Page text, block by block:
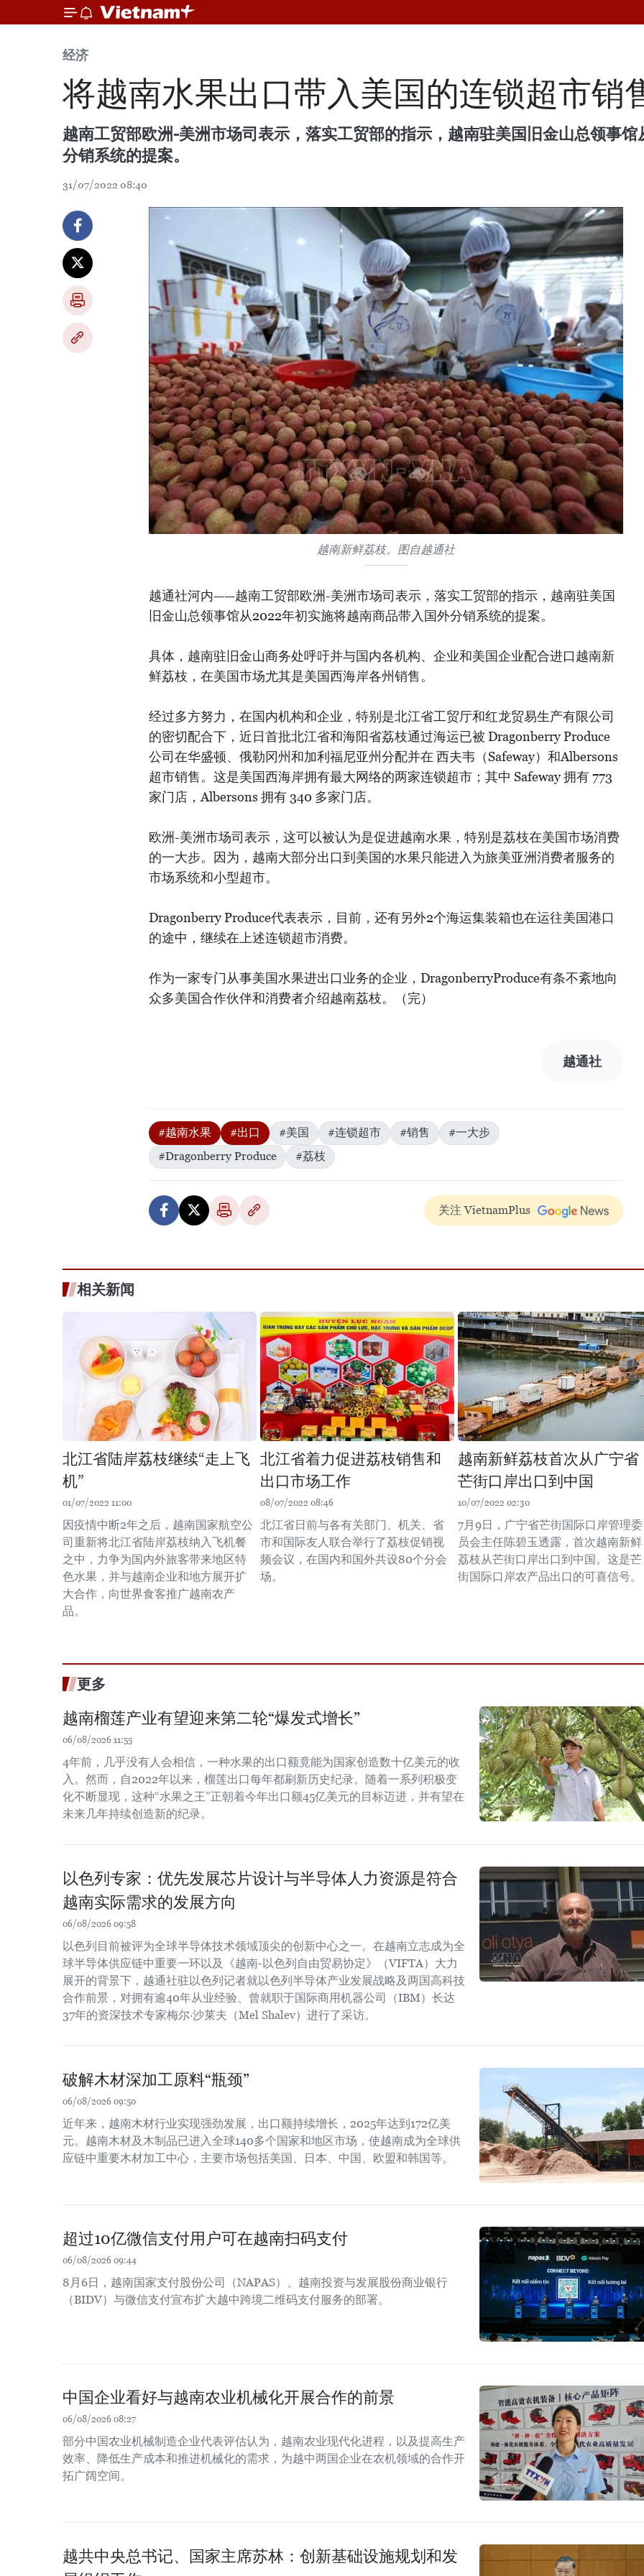
经济
将越南水果出口带入美国的连锁超市销
越南工贸部欧洲-美洲市场司表示，落实工贸部的指示，越南驻美国旧金山总领事
分销系统的提案。
31/07/2022 08:40
越南新鲜荔枝。图自越通社
越通社河内——越南工贸部欧洲-美洲市场司表示，落实工贸部的指示，越南驻美国
旧金山总领事馆从2022年初实施将越南商品带入国外分销系统的提案。
具体，越南驻旧金山商务处呼吁并与国内各机构、企业和美国企业配合进口越南新
鲜荔枝，在美国市场尤其是美国西海岸各州销售。
经过多方努力，在国内机构和企业，特别是北江省工贸厅和红龙贸易生产有限公司
的密切配合下，近日首批北江省和海阳省荔枝通过海运已被 Dragonberry Produce
公司在华盛顿、俄勒冈州和加利福尼亚州分配并在 西夫韦（Safeway）和Albersons
超市销售。这是美国西海岸拥有最大网络的两家连锁超市；其中 Safeway 拥有 773
家门店，Albersons 拥有 340 多家门店。
欧洲-美洲市场司表示，这可以被认为是促进越南水果，特别是荔枝在美国市场消费
的一大步。因为，越南大部分出口到美国的水果只能进入为旅美亚洲消费者服务的
市场系统和小型超市。
Dragonberry Produce代表表示，目前，还有另外2个海运集装箱也在运往美国港口
的途中，继续在上述连锁超市消费。
作为一家专门从事美国水果进出口业务的企业，DragonberryProduce有条不紊地向
众多美国合作伙伴和消费者介绍越南荔枝。（完）
越通社
#越南水果 #出口 #美国 #连锁超市 #销售
#一大步
#Dragonberry Produce
#荔枝
关注 VietnamPlus
相关新闻
北江省陆岸荔枝继续“走上飞
机”
01/07/2022 11:00
因疫情中断2年之后，越南国家航空公
司重新将北江省陆岸荔枝纳入飞机餐
之中，力争为国内外旅客带来地区特
色水果，并与越南企业和地方展开扩
大合作，向世界食客推广越南农产
品。
北江省着力促进荔枝销售和
出口市场工作
08/07/2022 08:46
北江省日前与各有关部门、机关、省
市和国际友人联合举行了荔枝促销视
频会议，在国内和国外共设80个分会
场。
越南新鲜荔枝首次从广宁省
芒街口岸出口到中国
10/07/2022 02:30
7月9日，广宁省芒街国际口岸管理委
员会主任陈碧玉透露，首次越南新鲜
荔枝从芒街口岸出口到中国。这是芒
街国际口岸农产品出口的可喜信号。
更多
越南榴莲产业有望迎来第二轮“爆发式增长”
06/08/2026 11:55
4年前，几乎没有人会相信，一种水果的出口额竟能为国家创造数十亿美元的收
入。然而，自2022年以来，榴莲出口每年都刷新历史纪录。随着一系列积极变
化不断显现，这种“水果之王”正朝着今年出口额45亿美元的目标迈进，并有望在
未来几年持续创造新的纪录。
以色列专家：优先发展芯片设计与半导体人力资源是符合
越南实际需求的发展方向
06/08/2026 09:58
以色列目前被评为全球半导体技术领域顶尖的创新中心之一。在越南立志成为全
球半导体供应链中重要一环以及《越南-以色列自由贸易协定》（VIFTA）大力
展开的背景下，越通社驻以色列记者就以色列半导体产业发展战略及两国高科技
合作前景，对拥有逾40年从业经验、曾就职于国际商用机器公司（IBM）长达
37年的资深技术专家梅尔·沙莱夫（Mel Shalev）进行了采访。
破解木材深加工原料“瓶颈”
06/08/2026 09:50
近年来，越南木材行业实现强劲发展，出口额持续增长，2025年达到172亿美
元。越南木材及木制品已进入全球140多个国家和地区市场，使越南成为全球供
应链中重要木材加工中心，主要市场包括美国、日本、中国、欧盟和韩国等。
超过10亿微信支付用户可在越南扫码支付
06/08/2026 09:44
8月6日，越南国家支付股份公司（NAPAS）、越南投资与发展股份商业银行
（BIDV）与微信支付宣布扩大越中跨境二维码支付服务的部署。
中国企业看好与越南农业机械化开展合作的前景
06/08/2026 08:27
部分中国农业机械制造企业代表评估认为，越南农业现代化进程，以及提高生产
效率、降低生产成本和推进机械化的需求，为越中两国企业在农机领域的合作开
拓广阔空间。
越共中央总书记、国家主席苏林：创新基础设施规划和发